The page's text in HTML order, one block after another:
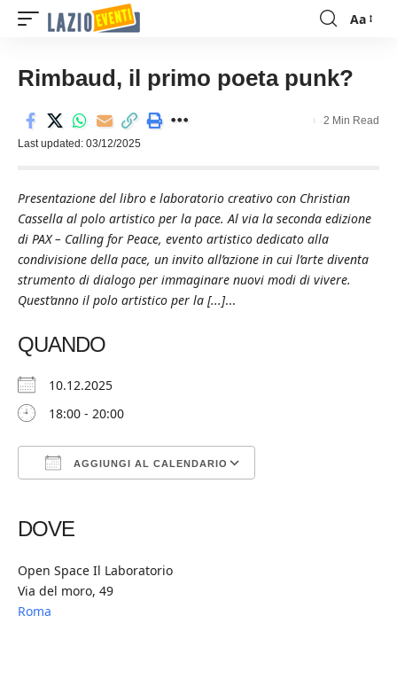
Font
Aa
Rimbaud, il primo poeta punk?
Last updated: 03/12/2025
2 Min Read
Presentazione del libro e laboratorio creativo con Christian
Cassella al polo artistico per la pace. Al via la seconda edizione
di PAX – Calling for Peace, evento artistico dedicato alla
condivisione della pace, un invito all’azione in cui l’arte diventa
strumento di dialogo per immaginare nuovi modi di vivere.
Quest’anno il polo artistico per la [...]...
QUANDO
10.12.2025
18:00 - 20:00
AGGIUNGI AL CALENDARIO
DOVE
Open Space Il Laboratorio
Via del moro, 49
Roma